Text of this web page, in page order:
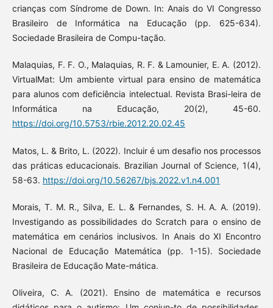
crianças com Síndrome de Down. In: Anais do VI Congresso
Brasileiro de Informática na Educação (pp. 625-634).
Sociedade Brasileira de Compu-tação.
Malaquias, F. F. O., Malaquias, R. F. & Lamounier, E. A. (2012).
VirtualMat: Um ambiente virtual para ensino de matemática
para alunos com deficiência intelectual. Revista Brasi-leira de
Informática na Educação, 20(2), 45-60.
https://doi.org/10.5753/rbie.2012.20.02.45
Matos, L. & Brito, L. (2022). Incluir é um desafio nos processos
das práticas educacionais. Brazilian Journal of Science, 1(4),
58-63. https://doi.org/10.56267/bjs.2022.v1.n4.001
Morais, T. M. R., Silva, E. L. & Fernandes, S. H. A. A. (2019).
Investigando as possibilidades do Scratch para o ensino de
matemática em cenários inclusivos. In Anais do XI Encontro
Nacional de Educação Matemática (pp. 1-15). Sociedade
Brasileira de Educação Mate-mática.
Oliveira, C. A. (2021). Ensino de matemática e recursos